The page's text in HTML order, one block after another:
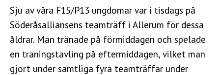
Sju av våra F15/P13 ungdomar var i tisdags på
Söderåsalliansens teamträff i Allerum för dessa
åldrar. Man tränade på förmiddagen och spelade
en träningstävling på eftermiddagen, vilket man
gjort under samtliga fyra teamträffar under